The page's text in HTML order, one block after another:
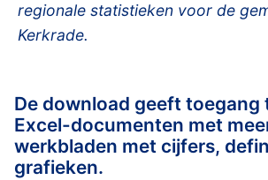
regionale statistieken voor de
Kerkrade.
De download geeft toegang
Excel-documenten met
werkbladen met cijfers,
grafieken.